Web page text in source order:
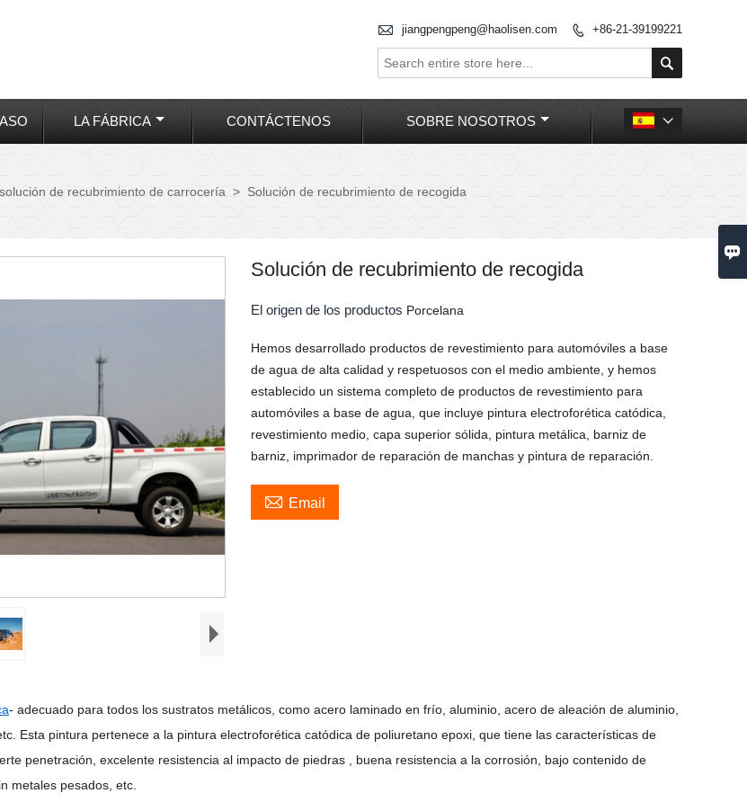

 jiangpengpeng@haolisen.com  +86-21-39199221

LA FÁBRICA CONTÁCTENOS SOBRE NOSOTROS 
de recubrimiento de carrocería > Solución de recubrimiento de recogida
Solución de recubrimiento de recogida
El origen de los productos Porcelana
Hemos desarrollado productos de revestimiento para automóviles a base
de agua de alta calidad y respetuosos con el medio ambiente, y hemos
establecido un sistema completo de productos de revestimiento para
automóviles a base de agua, que incluye pintura electroforética catódica,
revestimiento medio, capa superior sólida, pintura metálica, barniz de
barniz, imprimador de reparación de manchas y pintura de reparación.
 Email
- adecuado para todos los sustratos metálicos, como acero laminado en frío, aluminio, acero de aleación de aluminio,
Esta pintura pertenece a la pintura electroforética catódica de poliuretano epoxi, que tiene las características de
penetración, excelente resistencia al impacto de piedras , buena resistencia a la corrosión, bajo contenido de
metales pesados, etc.